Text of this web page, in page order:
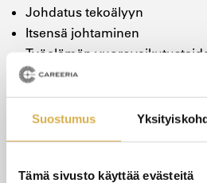
Suostumus
Tämä sivusto käyttää evästeitä
Johdatus tekoälyyn
Itsensä johtaminen
Työelämän
Tutkinnon osan laajuus on 60